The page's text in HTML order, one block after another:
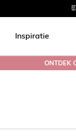
Inspiratie
ONTDEK